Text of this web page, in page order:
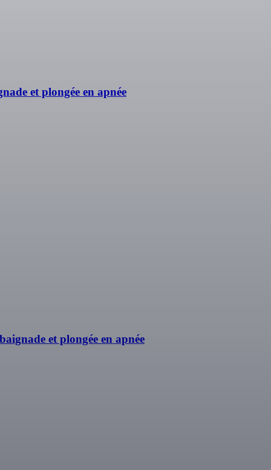
et plongée en apnée
et plongée en apnée